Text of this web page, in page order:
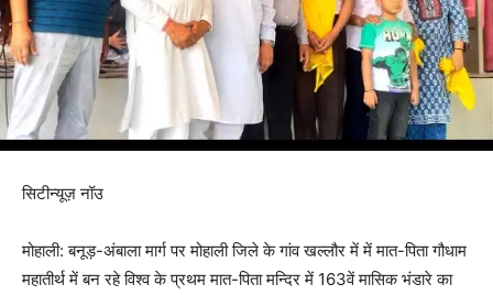
सिटीन्यूज़ नॉउ
मोहाली: बनूड़-अंबाला मार्ग पर मोहाली जिले के गांव खल्लौर में में मात-पिता गौधाम
महातीर्थ में बन रहे विश्व के प्रथम मात-पिता मन्दिर में 163वें मासिक भंडारे का